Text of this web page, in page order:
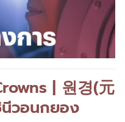
| 원경(元
นีวอนกยอง